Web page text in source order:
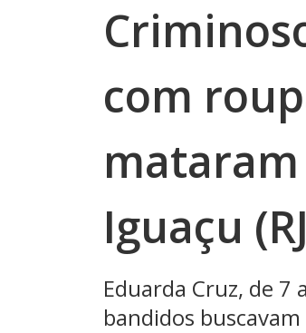
com
Iguaçu
Eduarda Cruz, de 7
bandidos